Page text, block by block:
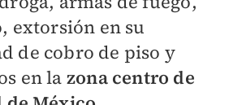
extorsión en su
de cobro de piso y
en lazona centro de